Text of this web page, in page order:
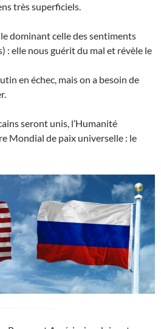
très superficiels.
dominant celle des sentiments
: elle nous guérit du mal et révèle le
en échec, mais on a besoin de
seront unis, l’Humanité
Mondial de paix universelle : le